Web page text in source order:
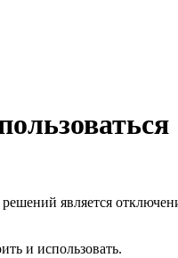
является
и использовать.